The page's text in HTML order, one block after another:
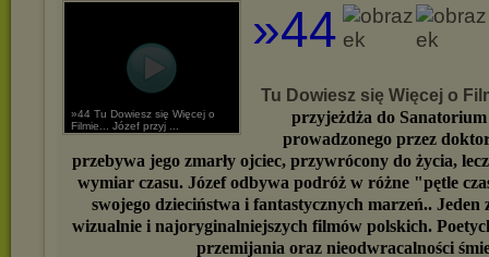
»44 Tu Dowiesz się Więcej o
Filmie... Józef przyj ...
»44
Tu Dowiesz się Więcej o
przyjeżdża do
prowadzonego przez
przebywa jego zmarły ojciec, przywrócony do życia,
wymiar czasu. Józef odbywa podróż w różne "pętle
swojego dzieciństwa i fantastycznych marzeń.. Jeden
wizualnie i najoryginalniejszych filmów polskich.
przemijania oraz nieodwracalności